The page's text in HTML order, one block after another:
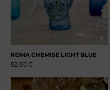
ROMA CHEMISE LIGHT BLUE
52.00€